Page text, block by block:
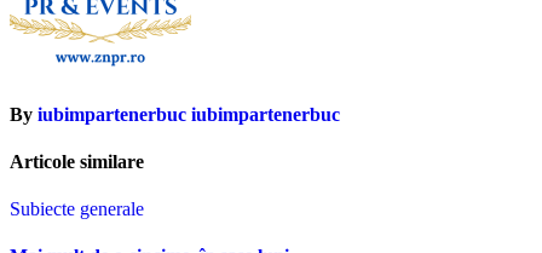
By iubimpartenerbuc iubimpartenerbuc
Articole similare
Subiecte generale